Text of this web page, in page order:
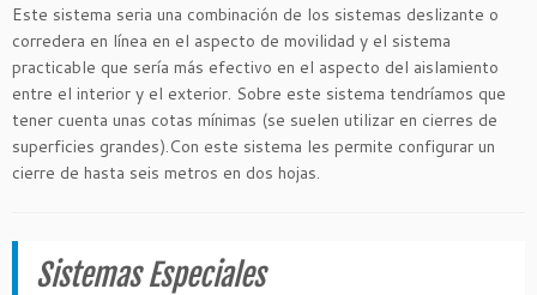
Este sistema seria una combinación de los sistemas deslizante o
corredera en línea en el aspecto de movilidad y el sistema
practicable que sería más efectivo en el aspecto del aislamiento
entre el interior y el exterior. Sobre este sistema tendríamos que
tener cuenta unas cotas mínimas (se suelen utilizar en cierres de
superficies grandes).Con este sistema les permite configurar un
cierre de hasta seis metros en dos hojas.
Sistemas Especiales